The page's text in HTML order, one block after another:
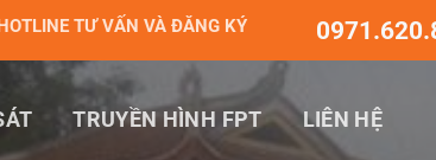
TƯ VẤN VÀ ĐĂNG KÝ
TRUYỀN HÌNH FPT LIÊN HỆ